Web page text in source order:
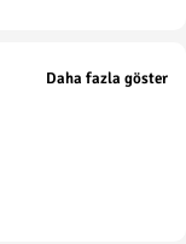
Daha fazla göster